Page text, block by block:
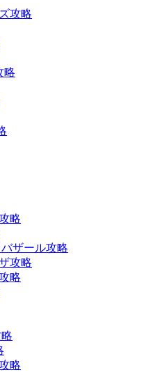
攻略
略
略
ザール攻略
攻略
略
略